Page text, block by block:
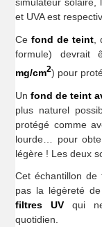
et UVA est
Cefond de teint
formule) devrait
mg/cm2) pour
Unfond de teint
plus naturel
protégé comme
lourde… pour
légère ! Les deux
Cet échantillon de
pas la légèreté
filtres UV qui
quotidien.